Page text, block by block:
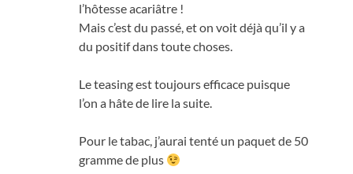
l’hôtesse acariâtre !
Mais c’est du passé,et on voit déjà qu’il y a
du positif dans toute choses.
Le teasing est toujours efficace puisque
l’on a hâte de lire la suite.
Pour le tabac, j’aurai tenté un paquet de 50
gramme de plus